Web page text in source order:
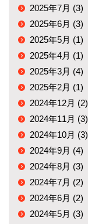
2025年7月 (3)
2025年6月 (3)
2025年5月 (1)
2025年4月 (1)
2025年3月 (4)
2025年2月 (1)
2024年12月 (2)
2024年11月 (3)
2024年10月 (3)
2024年9月 (4)
2024年8月 (3)
2024年7月 (2)
2024年6月 (2)
2024年5月 (3)